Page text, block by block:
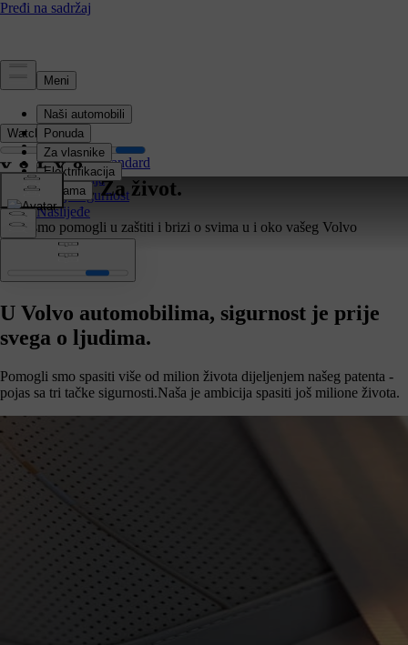
Sigurnost
Pregled
Sigurnosni standard
Tehnologija
Dječja sigurnost
Naslijeđe
Sigurnost. Za život.
Da bismo pomogli u zaštiti i brizi o svima u i oko vašeg Volvo
automobila.
Od 1927. godine
U Volvo automobilima, sigurnost je prije
svega o ljudima.
Pomogli smo spasiti više od milion života dijeljenjem našeg patenta -
pojas sa tri tačke sigurnosti.Naša je ambicija spasiti još milione života.
Watch full film